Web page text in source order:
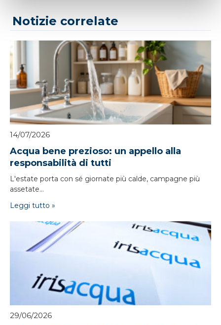
Notizie correlate
14/07/2026
Acqua bene prezioso: un appello alla
responsabilità di tutti
L'estate porta con sé giornate più calde, campagne più
assetate...
Leggi tutto »
29/06/2026